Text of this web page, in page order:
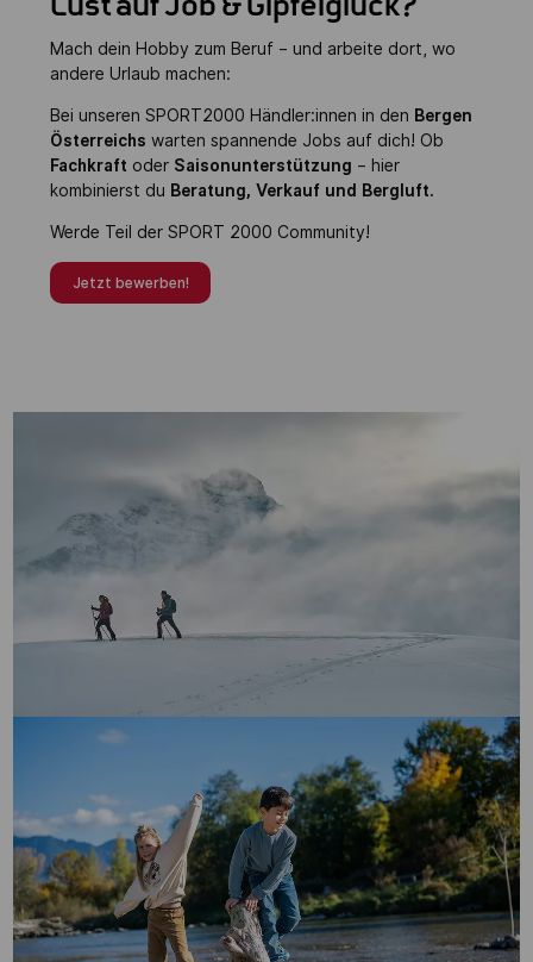
Lust auf Job & Gipfelglück?
Mach dein Hobby zum Beruf – und arbeite dort, wo
andere Urlaub machen:
Bei unseren SPORT2000 Händler:innen in den Bergen
Österreichs warten spannende Jobs auf dich! Ob
Fachkraft oder Saisonunterstützung – hier
kombinierst du Beratung, Verkauf und Bergluft.
Werde Teil der SPORT 2000 Community!
Jetzt bewerben!